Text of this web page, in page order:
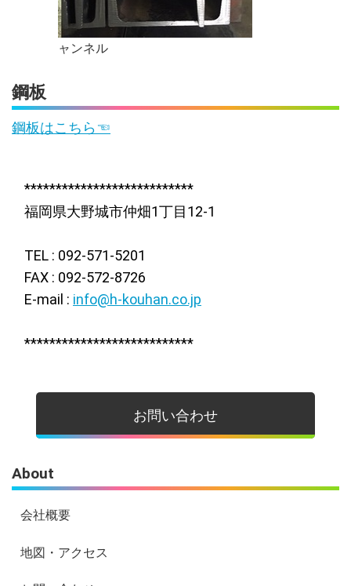
ャンネル
鋼板
鋼板はこちら☜
***************************
福岡県大野城市仲畑1丁目12-1
TEL : 092-571-5201
FAX : 092-572-8726
E-mail : info@h-kouhan.co.jp
***************************
お問い合わせ
About
会社概要
地図・アクセス